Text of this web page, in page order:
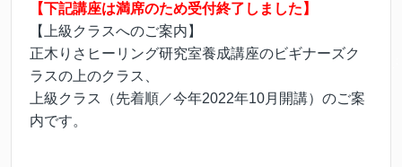
【下記講座は満席のため受付終了しました】
【上級クラスへのご案内】
正木りさヒーリング研究室養成講座のビギナーズク
ラスの上のクラス、
上級クラス（先着順／今年2022年10月開講）のご案
内です。